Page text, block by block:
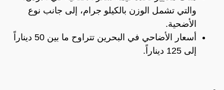
والتي تشمل الوزن بالكيلو جرام، إلى جانب نوع
الأضحية.
أسعار الأضاحي في البحرين تتراوح ما بين 50 ديناراً
إلى 125 ديناراً.